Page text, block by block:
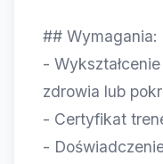
## Wymagania:
-
zdrowia lub
- Certyfikat
-